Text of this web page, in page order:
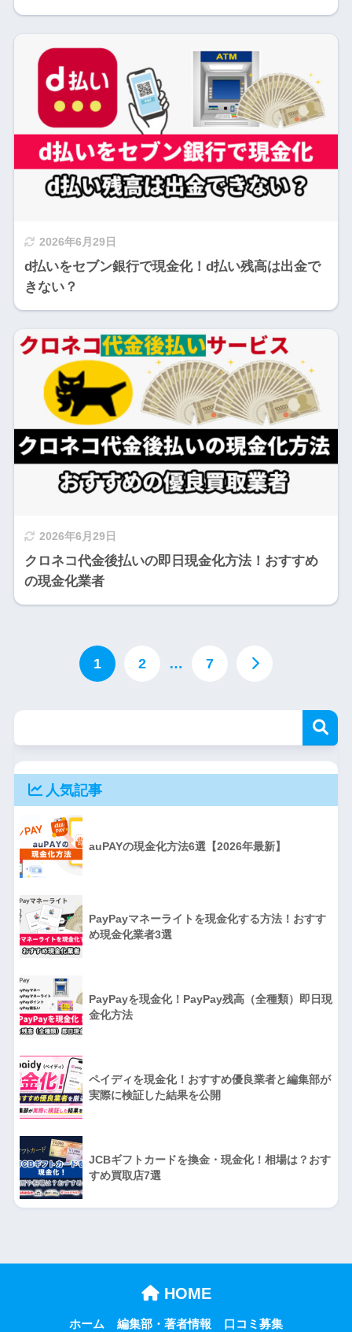
2026年6月29日
d払いをセブン銀行で現金化！d払い残高は出金で
きない？
2026年6月29日
クロネコ代金後払いの即日現金化方法！おすすめ
の現金化業者
1 2 … 7
人気記事
auPAYの現金化方法6選【2026年最新】
PayPayマネーライトを現金化する方法！おすす
め現金化業者3選
PayPayを現金化！PayPay残高（全種類）即日現
金化方法
ペイディを現金化！おすすめ優良業者と編集部が
実際に検証した結果を公開
JCBギフトカードを換金・現金化！相場は？おす
すめ買取店7選
HOME
ホーム 編集部・著者情報 口コミ募集